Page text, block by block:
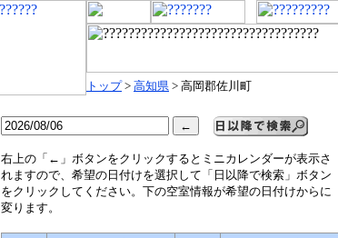
トップ> 高知県 > 高岡郡佐川町
右上の「←」ボタンをクリックするとミニカレンダーが表示さ
れますので、希望の日付けを選択して「日以降で検索」ボタン
をクリックしてください。下の空室情報が希望の日付けからに
変ります。